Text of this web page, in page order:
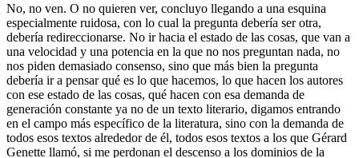
No, no ven. O no quieren ver, concluyo llegando a una esquina
especialmente ruidosa, con lo cual la pregunta debería ser otra,
debería redireccionarse. No ir hacia el estado de las cosas, que van a
una velocidad y una potencia en la que no nos preguntan nada, no
nos piden demasiado consenso, sino que más bien la pregunta
debería ir a pensar qué es lo que hacemos, lo que hacen los autores
con ese estado de las cosas, qué hacen con esa demanda de
generación constante ya no de un texto literario, digamos entrando
en el campo más específico de la literatura, sino con la demanda de
todos esos textos alrededor de él, todos esos textos a los que Gérard
Genette llamó, si me perdonan el descenso a los dominios de la